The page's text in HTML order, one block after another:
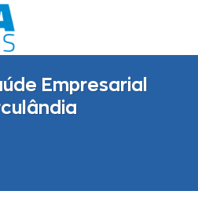
Empresarial